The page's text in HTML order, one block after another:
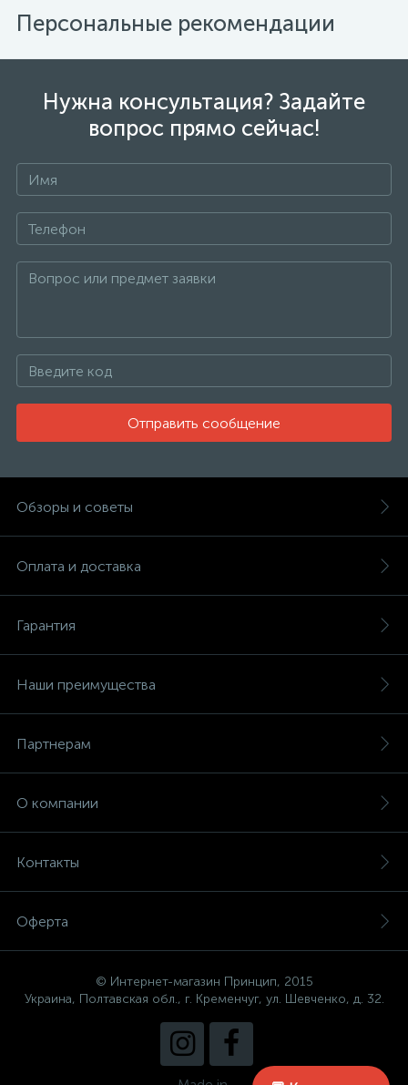
Персональные рекомендации
Нужна консультация? Задайте
вопрос прямо сейчас!
Отправить сообщение
Обзоры и советы
Оплата и доставка
Гарантия
Наши преимущества
Партнерам
О компании
Контакты
Оферта
© Интернет-магазин Принцип, 2015
Украина, Полтавская обл., г. Кременчуг, ул. Шевченко, д. 32.